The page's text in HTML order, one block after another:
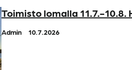
Toimisto lomalla 11.7.-10.8.
Admin 10.7.2026